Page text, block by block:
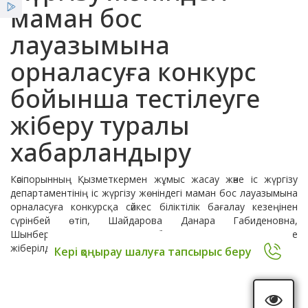
Кері қоңырау шалуға тапсырыс беру
Қызметтер
Жаңалықтар
ҰСО жаршысы
Халықаралық ынтымақтастық
Акредитация
Пікірлер
Жұмыс және қабылдау кестесі азаматтарды
Тұрақты даму мақсаттары
маман бос
лауазымына
орналасуға конкурс
бойынша тестілеуге
жіберу туралы
хабарландыру
Кәсіпорынның Қызметкермен жұмыс жасау және іс жүргізу
департаментінің іс жүргізу жөніндегі маман бос лауазымына
орналасуға конкурсқа сәйкес біліктілік бағалау кезеңінен
сүрінбей өтіп, Шайдарова Данара Габиденовна,
Шынбергенова Асем Сандибековна тестілеу кезеңіне
жіберілді.